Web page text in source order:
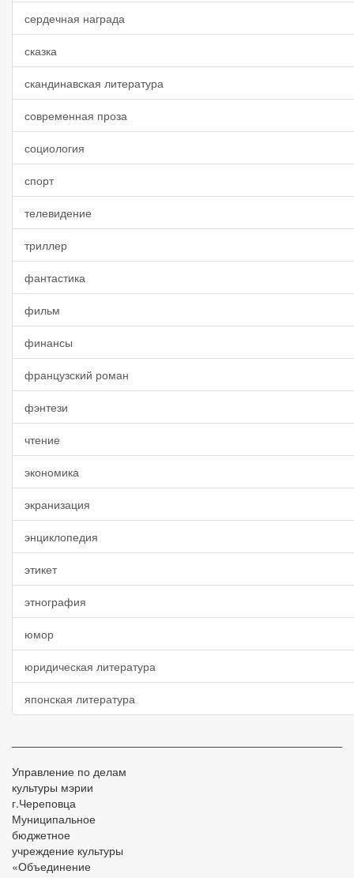
сердечная награда
сказка
скандинавская литература
современная проза
социология
спорт
телевидение
триллер
фантастика
фильм
финансы
французский роман
фэнтези
чтение
экономика
экранизация
энциклопедия
этикет
этнография
юмор
юридическая литература
японская литература
Управление по делам
культуры мэрии
г.Череповца
Муниципальное
бюджетное
учреждение культуры
«Объединение